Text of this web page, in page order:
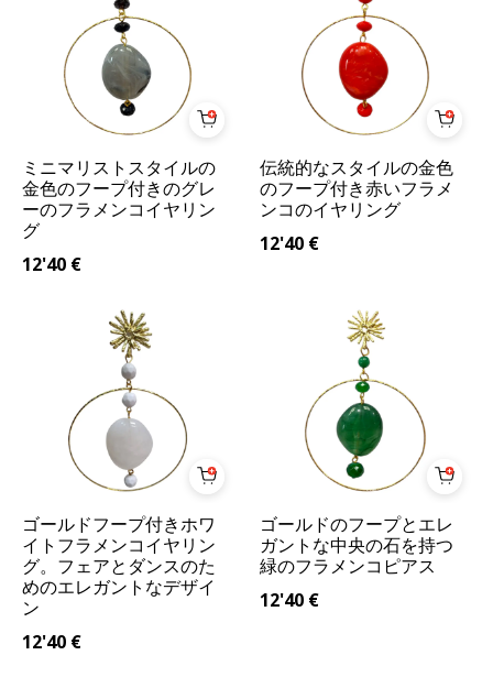
ミニマリストスタイルの
金色のフープ付きのグレ
ーのフラメンコイヤリン
グ
12'40 €
伝統的なスタイルの金色
のフープ付き赤いフラメ
ンコのイヤリング
12'40 €
ゴールドフープ付きホワ
イトフラメンコイヤリン
グ。フェアとダンスのた
めのエレガントなデザイ
ン
12'40 €
ゴールドのフープとエレ
ガントな中央の石を持つ
緑のフラメンコピアス
12'40 €